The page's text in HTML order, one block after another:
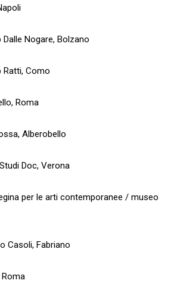
Nogare, Bolzano
Ratti, Como
Roma
Alberobello
Doc, Verona
per le arti contemporanee / museo
Casoli, Fabriano
Roma